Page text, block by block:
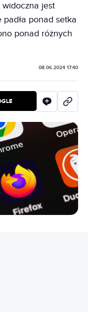
jest
ponad setka
ponad różnych
08.06.2024 17:40